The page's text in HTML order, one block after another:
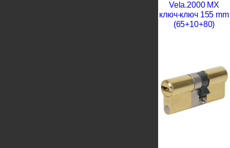
Vela.2000 MX
ключ-ключ 155 mm
(65+10+80)